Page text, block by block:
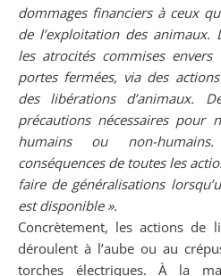
dommages financiers à ceux
de l’exploitation des animaux.
les atrocités commises
portes fermées, via des
des libérations d’animaux.
précautions nécessaires pour
humains ou non-
conséquences de toutes les
faire de généralisations
est disponible ».
Concrètement, les actions de
déroulent à l’aube ou au
torches électriques. À la